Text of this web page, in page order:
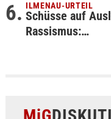
ILMENAU-URTEIL
Schüsse auf
Rassismus:…